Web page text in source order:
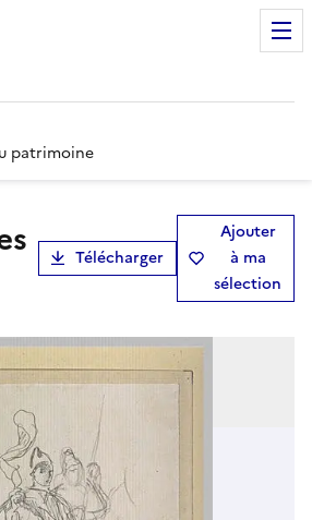
patrimoine
Télécharger
Ajouter
à ma
sélection